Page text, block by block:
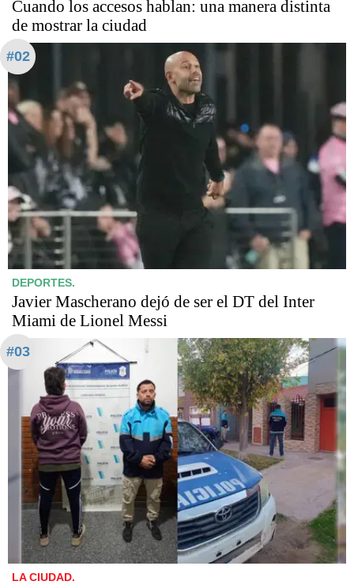
Cuando los accesos hablan: una manera distinta
de mostrar la ciudad
#02
DEPORTES.
Javier Mascherano dejó de ser el DT del Inter
Miami de Lionel Messi
#03
LA CIUDAD.